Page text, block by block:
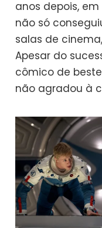
anos depois,
não só
salas de
Apesar do
cômico de
não agradou à